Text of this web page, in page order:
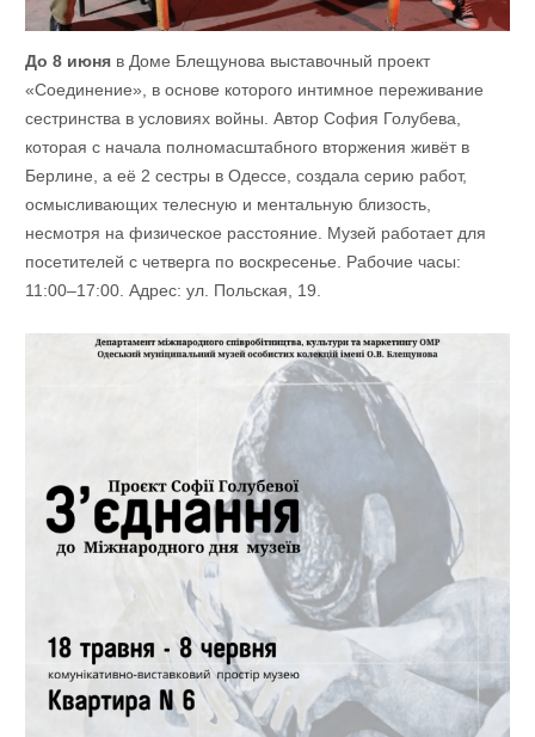
До 8 июняв Доме Блещунова выставочный проект
«Соединение», в основе которого интимное переживание
сестринства в условиях войны. Автор София Голубева,
которая с начала полномасштабного вторжения живёт в
Берлине, а её 2 сестры в Одессе, создала серию работ,
осмысливающих телесную и ментальную близость,
несмотря на физическое расстояние. Музей работает для
посетителей с четверга по воскресенье. Рабочие часы:
11:00–17:00. Адрес: ул. Польская, 19.